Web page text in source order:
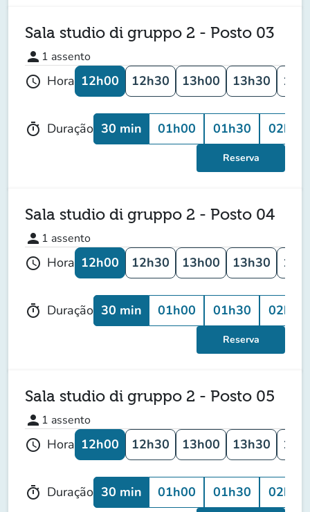
Sala studio di gruppo 2 - Posto 03
person 1 assento
schedule Hora 12h00 12h30 13h00 13h30
timer Duração 30 min 01h00 01h30 02h00
Reserva
Sala studio di gruppo 2 - Posto 04
person 1 assento
schedule Hora 12h00 12h30 13h00 13h30
timer Duração 30 min 01h00 01h30 02h00
Reserva
Sala studio di gruppo 2 - Posto 05
person 1 assento
schedule Hora 12h00 12h30 13h00 13h30
timer Duração 30 min 01h00 01h30 02h00